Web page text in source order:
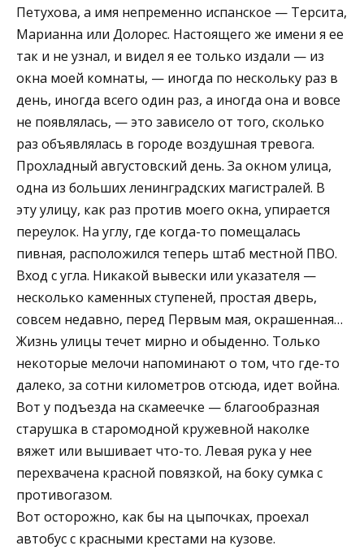
Петухова, а имя непременно испанское — Терсита,
Марианна или Долорес. Настоящего же имени я ее
так и не узнал, и видел я ее только издали — из
окна моей комнаты, — иногда по нескольку раз в
день, иногда всего один раз, а иногда она и вовсе
не появлялась, — это зависело от того, сколько
раз объявлялась в городе воздушная тревога.
Прохладный августовский день. За окном улица,
одна из больших ленинградских магистралей. В
эту улицу, как раз против моего окна, упирается
переулок. На углу, где когда-то помещалась
пивная, расположился теперь штаб местной ПВО.
Вход с угла. Никакой вывески или указателя —
несколько каменных ступеней, простая дверь,
совсем недавно, перед Первым мая, окрашенная…
Жизнь улицы течет мирно и обыденно. Только
некоторые мелочи напоминают о том, что где-то
далеко, за сотни километров отсюда, идет война.
Вот у подъезда на скамеечке — благообразная
старушка в старомодной кружевной наколке
вяжет или вышивает что-то. Левая рука у нее
перехвачена красной повязкой, на боку сумка с
противогазом.
Вот осторожно, как бы на цыпочках, проехал
автобус с красными крестами на кузове.